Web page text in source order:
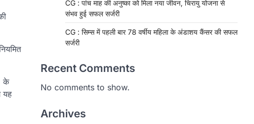
के
यह
CG : पांच माह की अनुष्का को मिला नया जीवन, चिरायु योजना से
संभव हुई सफल सर्जरी
CG : सिम्स में पहली बार 78 वर्षीय महिला के अंडाशय कैंसर की सफल
सर्जरी
Recent Comments
No comments to show.
Archives